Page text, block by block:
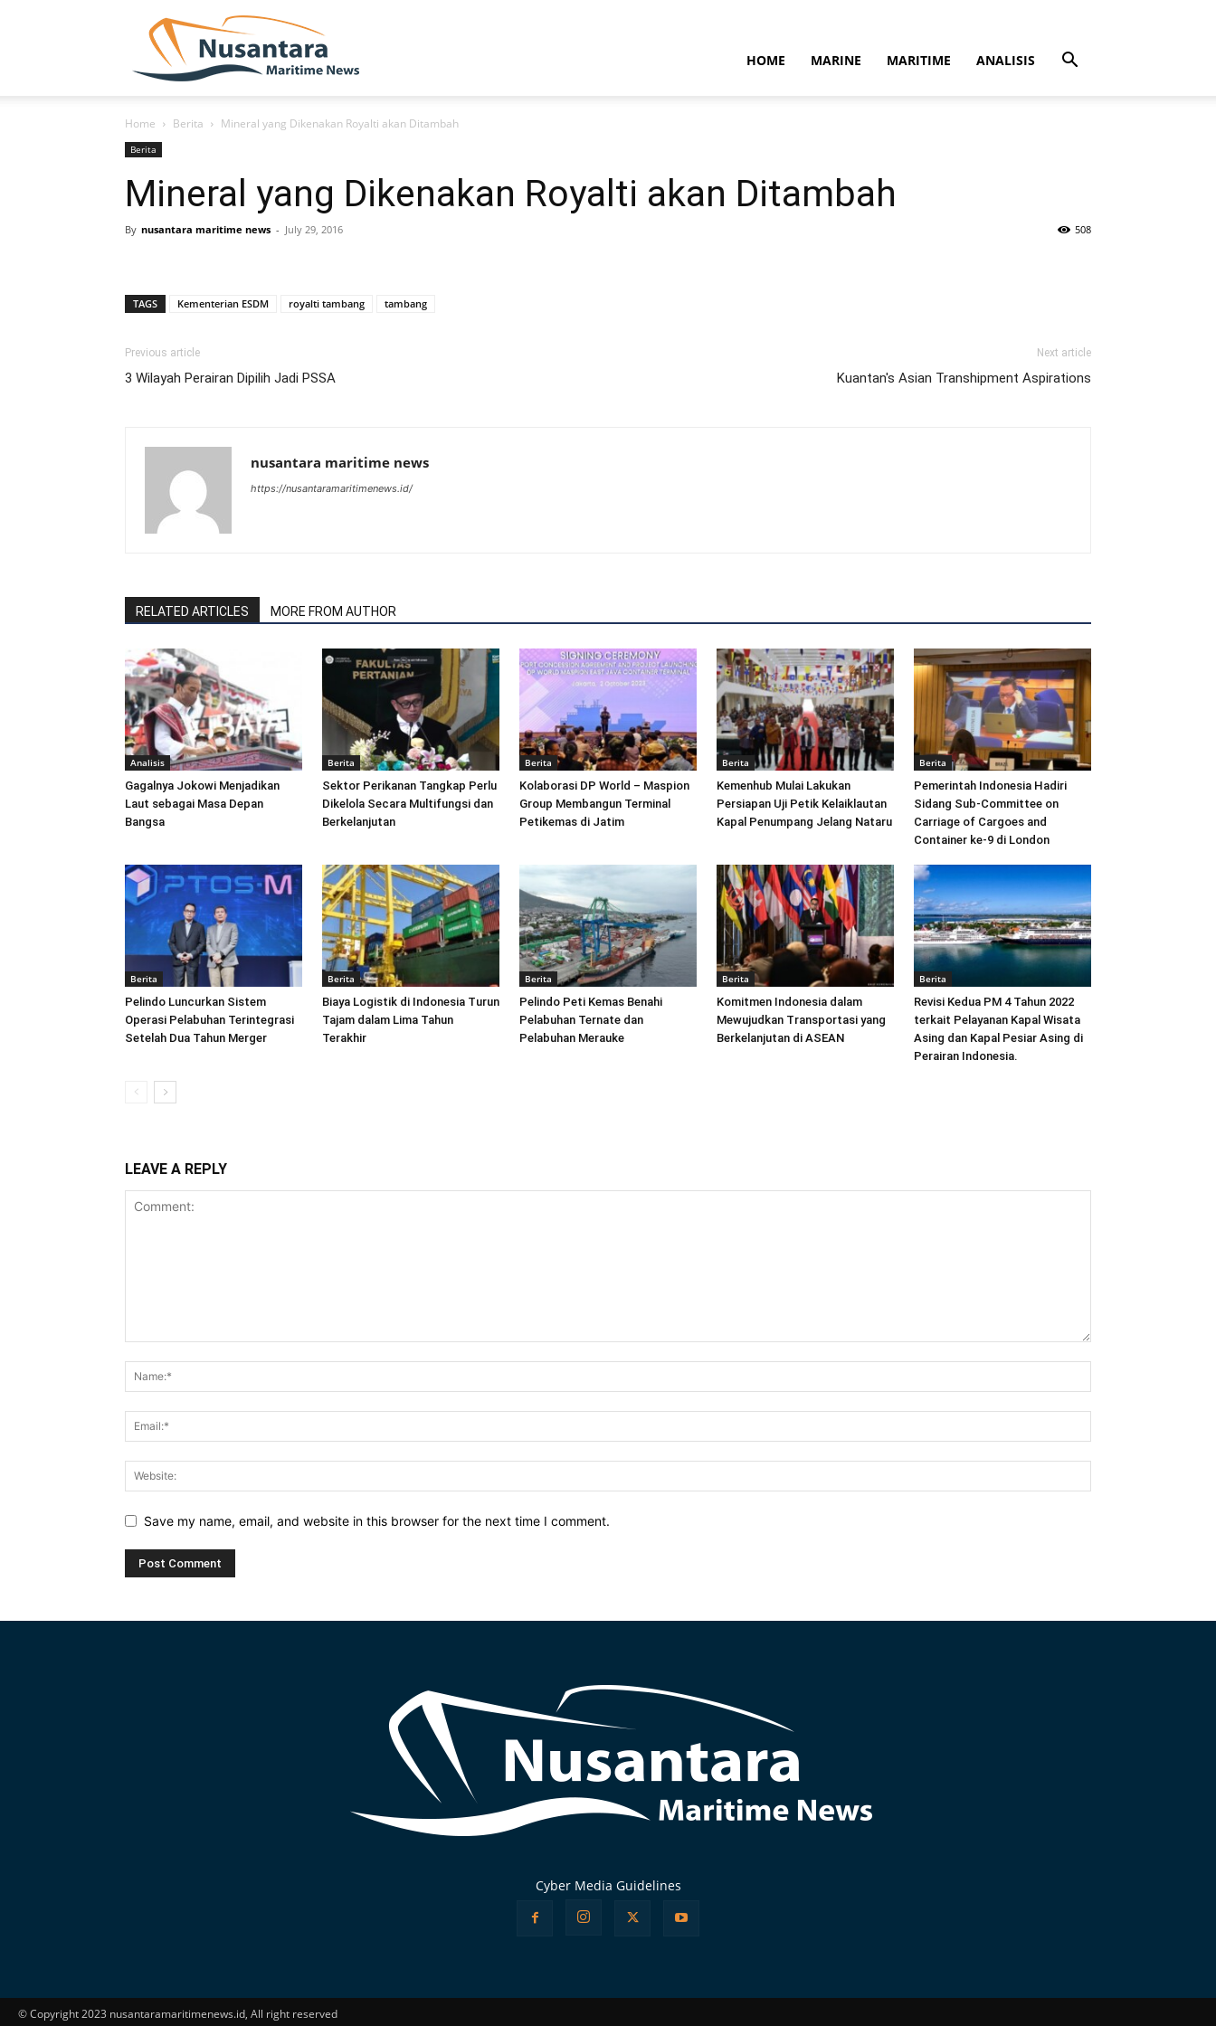
HOME MARINE MARITIME ANALISIS
Home Berita Mineral yang Dikenakan Royalti akan Ditambah
Berita
Mineral yang Dikenakan Royalti akan Ditambah
By nusantara maritime news - July 29, 2016 508
TAGS Kementerian ESDM royalti tambang tambang
Previous article
3 Wilayah Perairan Dipilih Jadi PSSA
Next article
Kuantan's Asian Transhipment Aspirations
nusantara maritime news
https://nusantaramaritimenews.id/
RELATED ARTICLES MORE FROM AUTHOR
Analisis
Gagalnya Jokowi Menjadikan
Laut sebagai Masa Depan
Bangsa
Berita
Sektor Perikanan Tangkap Perlu
Dikelola Secara Multifungsi dan
Berkelanjutan
Berita
Kolaborasi DP World – Maspion
Group Membangun Terminal
Petikemas di Jatim
Berita
Kemenhub Mulai Lakukan
Persiapan Uji Petik Kelaiklautan
Kapal Penumpang Jelang Nataru
Berita
Pemerintah Indonesia Hadiri
Sidang Sub-Committee on
Carriage of Cargoes and
Container ke-9 di London
Berita
Pelindo Luncurkan Sistem
Operasi Pelabuhan Terintegrasi
Setelah Dua Tahun Merger
Berita
Biaya Logistik di Indonesia Turun
Tajam dalam Lima Tahun
Terakhir
Berita
Pelindo Peti Kemas Benahi
Pelabuhan Ternate dan
Pelabuhan Merauke
Berita
Komitmen Indonesia dalam
Mewujudkan Transportasi yang
Berkelanjutan di ASEAN
Berita
Revisi Kedua PM 4 Tahun 2022
terkait Pelayanan Kapal Wisata
Asing dan Kapal Pesiar Asing di
Perairan Indonesia.
LEAVE A REPLY
Save my name, email, and website in this browser for the next time I comment.
Cyber Media Guidelines
© Copyright 2023 nusantaramaritimenews.id, All right reserved